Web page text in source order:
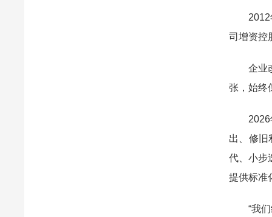
司增资控
企业
张，始终
出、修旧
代、小步
提供标准
“我